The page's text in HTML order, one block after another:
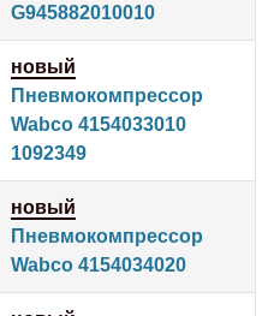
G945882010010
новый
Пневмокомпрессор
Wabco 4154033010
1092349
новый
Пневмокомпрессор
Wabco 4154034020